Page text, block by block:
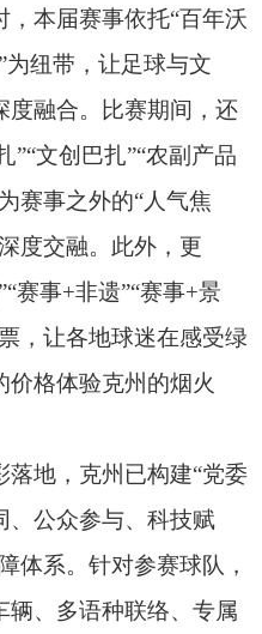
语种联络、专属
球迷，升级观赛
障人士设置专用
放各级党政机
位球迷都能感受
记者熊宣然摄